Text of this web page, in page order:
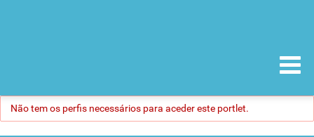
Não tem os perfis necessários para aceder este portlet.